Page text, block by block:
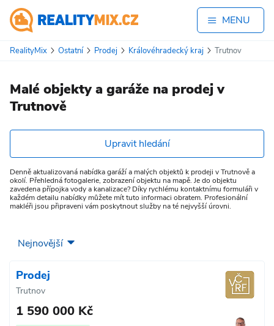
MENU
RealityMix Ostatní Prodej Královéhradecký kraj Trutnov
Malé objekty a garáže na prodej v
Trutnově
Upravit hledání
Denně aktualizovaná nabídka garáží a malých objektů k prodeji v Trutnově a
okolí. Přehledná fotogalerie, zobrazení objektu na mapě. Je do objektu
zavedena přípojka vody a kanalizace? Díky rychlému kontaktnímu formuláři v
každém detailu nabídky můžete mít tuto informaci obratem. Profesionální
makléři jsou připraveni vám poskytnout služby na té nejvyšší úrovni.
Prodej
Trutnov
1 590 000 Kč